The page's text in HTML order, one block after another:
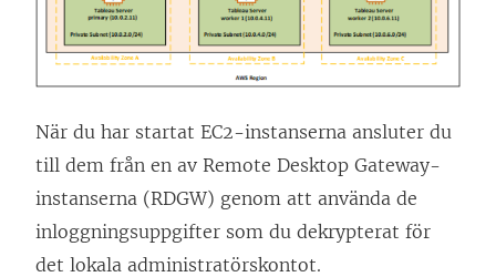
s
i
t
n
y
t
När du har startat EC2-instanserna ansluter du
till dem från en av Remote Desktop Gateway-
instanserna (RDGW) genom att använda de
inloggningsuppgifter som du dekrypterat för
det lokala administratörskontot.